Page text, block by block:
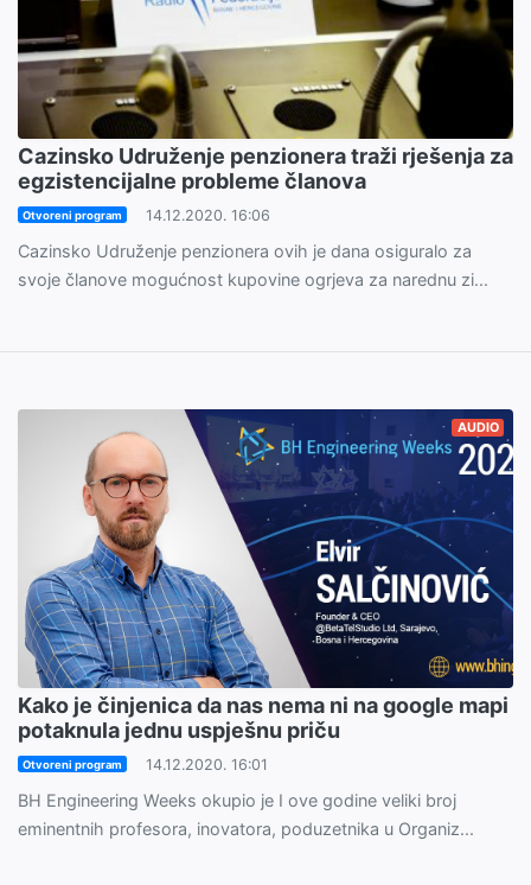
Cazinsko Udruženje penzionera traži rješenja za
egzistencijalne probleme članova
Otvoreni program 14.12.2020. 16:06
Cazinsko Udruženje penzionera ovih je dana osiguralo za
svoje članove mogućnost kupovine ogrjeva za narednu zi...
AUDIO
Kako je činjenica da nas nema ni na google mapi
potaknula jednu uspješnu priču
Otvoreni program 14.12.2020. 16:01
BH Engineering Weeks okupio je I ove godine veliki broj
eminentnih profesora, inovatora, poduzetnika u Organiz...